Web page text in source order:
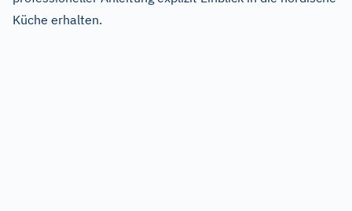
Küche erhalten.